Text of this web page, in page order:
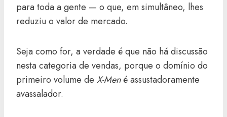
para toda a gente — o que, em simultâneo, lhes
reduziu o valor de mercado.
Seja como for, a verdade é que não há discussão
nesta categoria de vendas, porque o domínio do
primeiro volume de X-Mené assustadoramente
avassalador.